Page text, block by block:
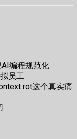
编程规范化
员工
rot这个真实痛